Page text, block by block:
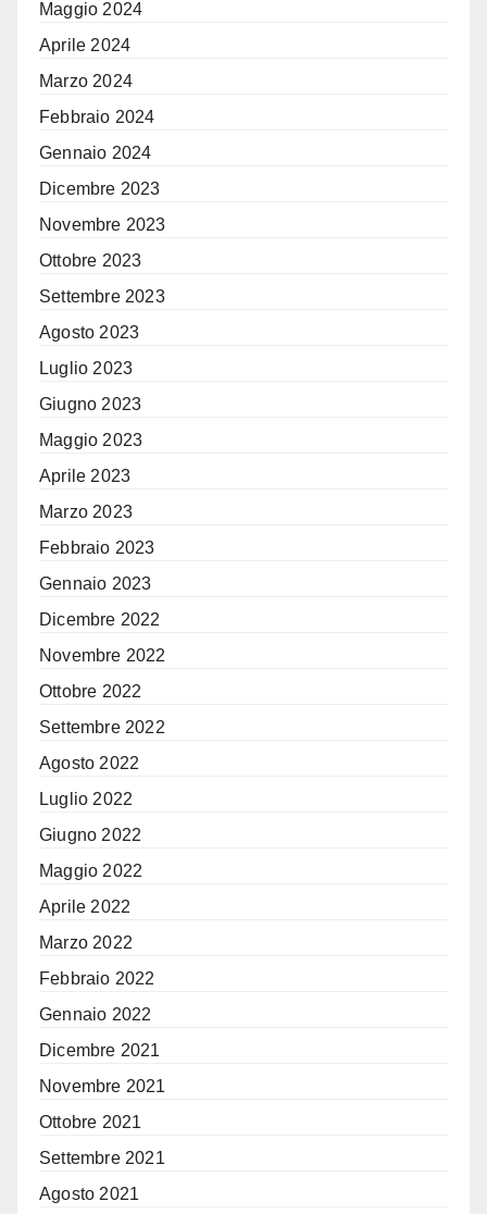
Maggio 2024
Aprile 2024
Marzo 2024
Febbraio 2024
Gennaio 2024
Dicembre 2023
Novembre 2023
Ottobre 2023
Settembre 2023
Agosto 2023
Luglio 2023
Giugno 2023
Maggio 2023
Aprile 2023
Marzo 2023
Febbraio 2023
Gennaio 2023
Dicembre 2022
Novembre 2022
Ottobre 2022
Settembre 2022
Agosto 2022
Luglio 2022
Giugno 2022
Maggio 2022
Aprile 2022
Marzo 2022
Febbraio 2022
Gennaio 2022
Dicembre 2021
Novembre 2021
Ottobre 2021
Settembre 2021
Agosto 2021